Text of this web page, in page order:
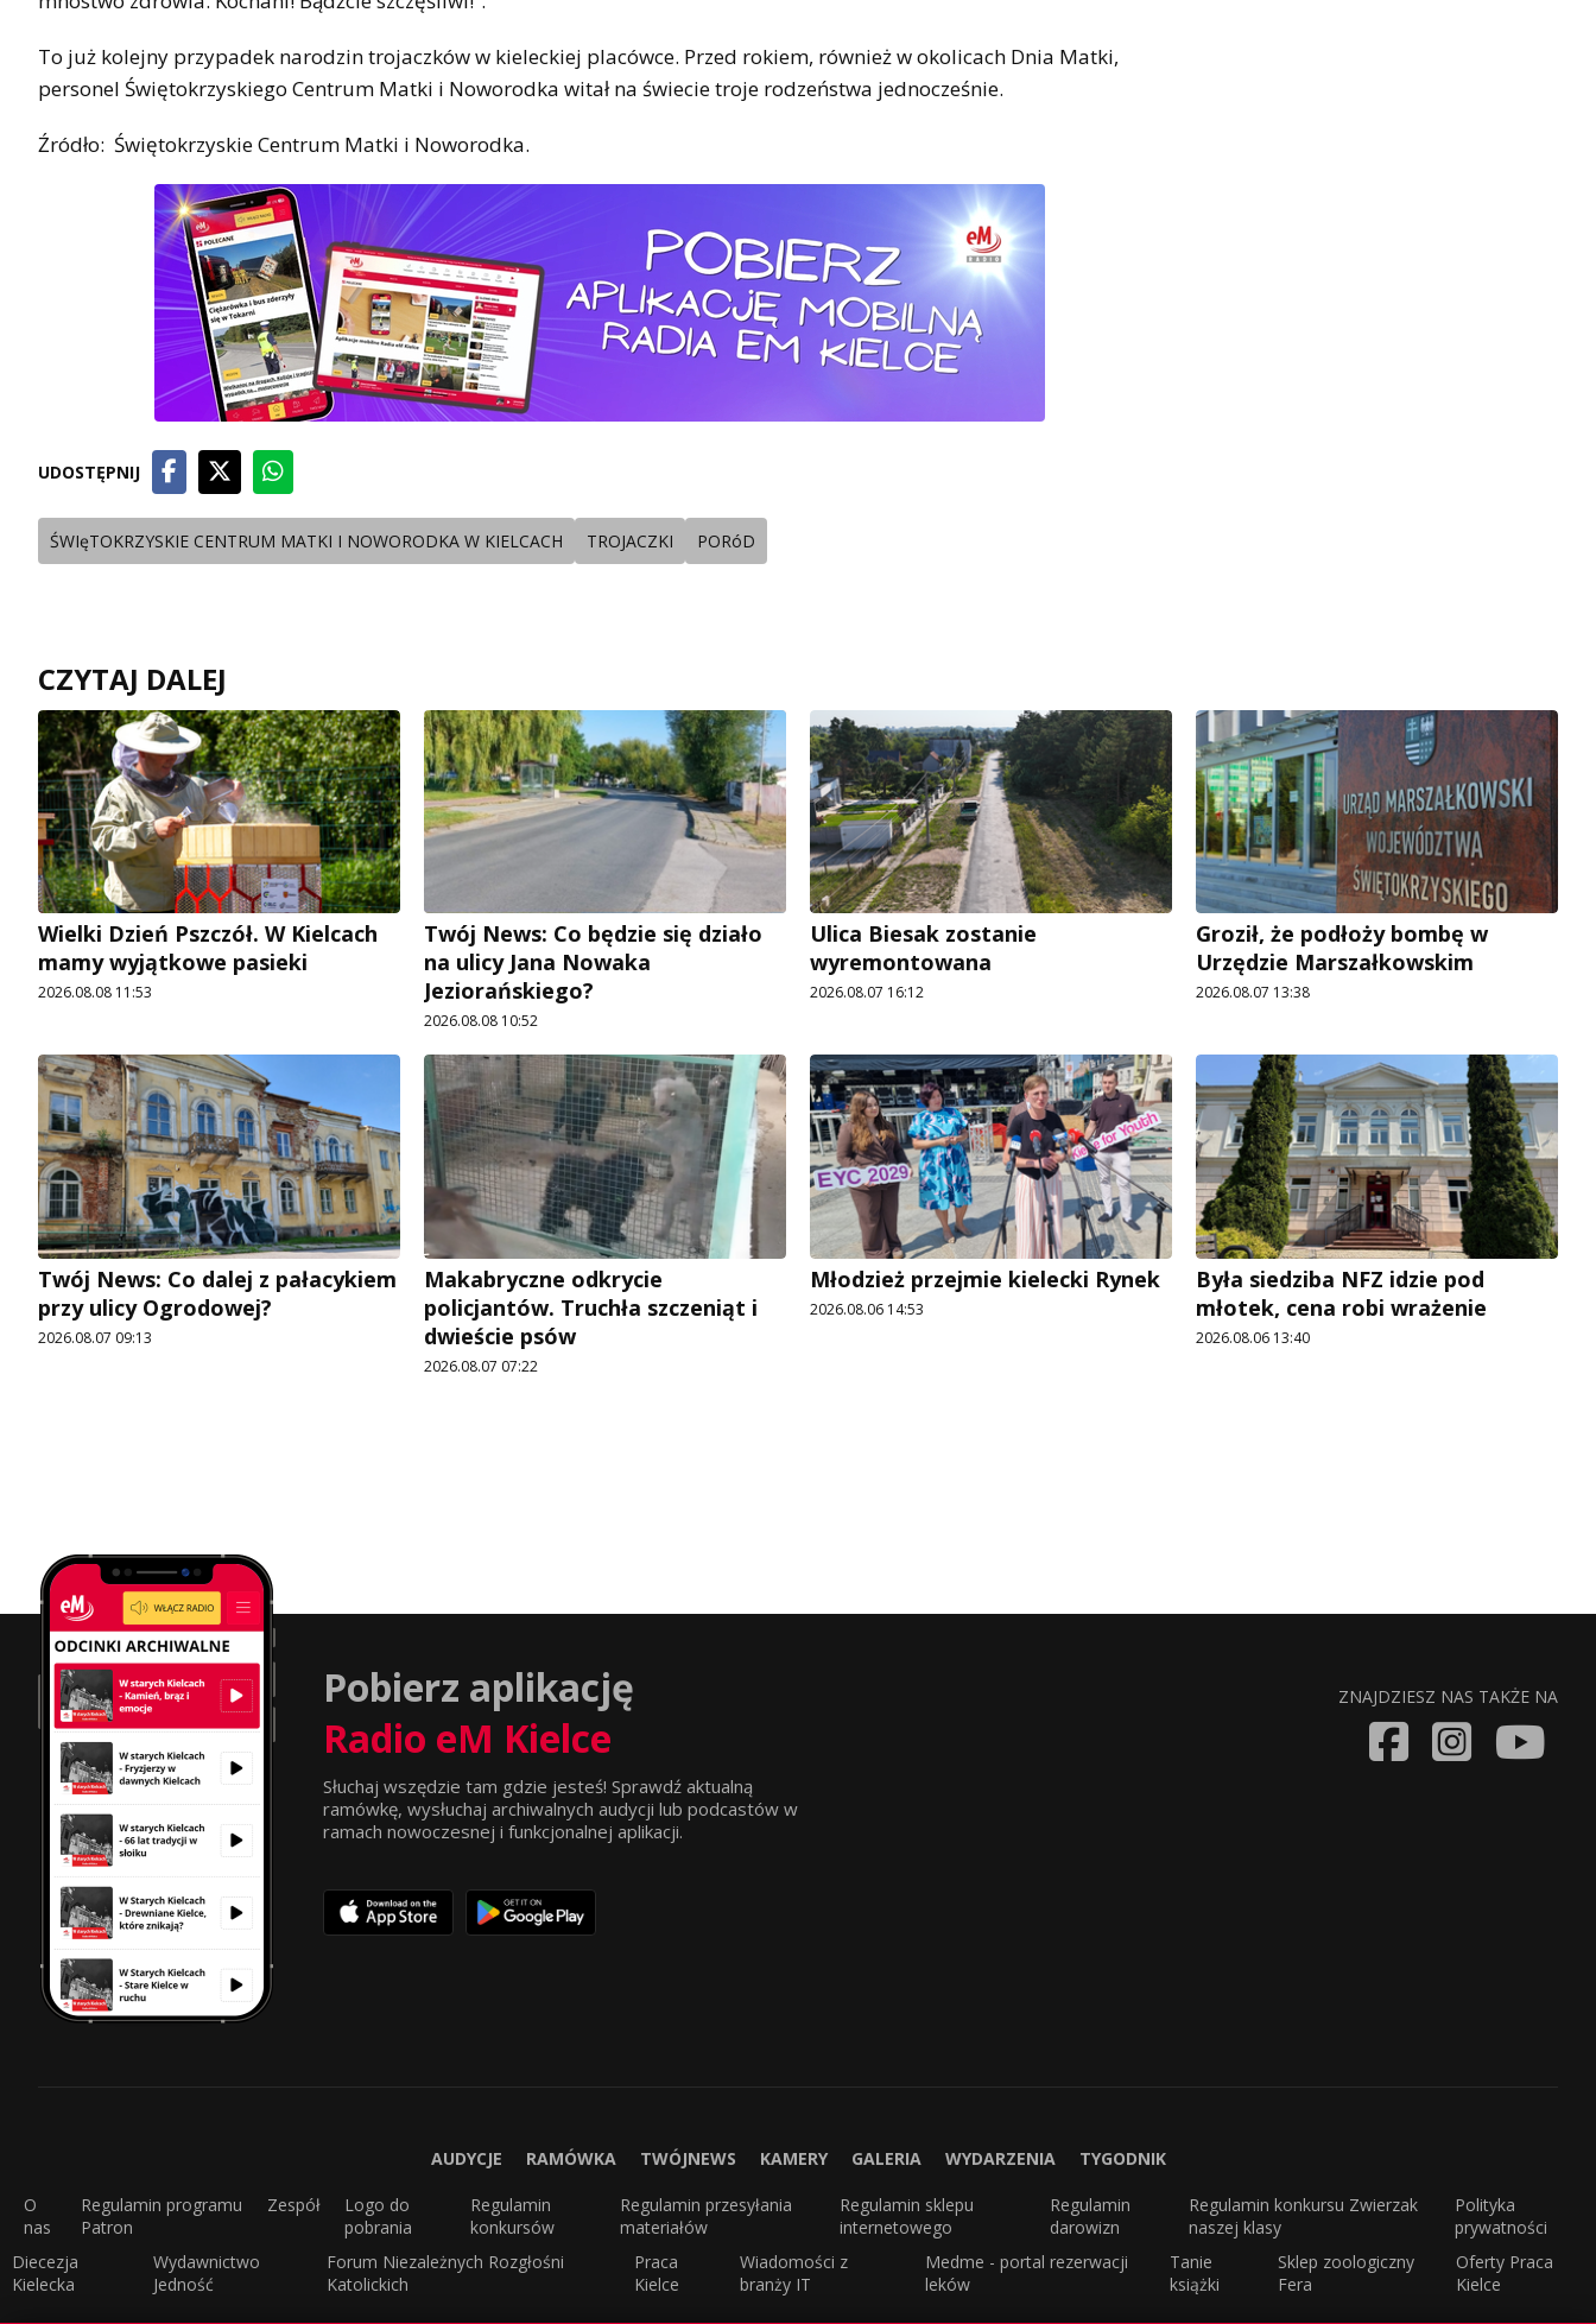
To już kolejny przypadek narodzin trojaczków w kieleckiej placówce. Przed rokiem, również w okolicach Dnia Matki,
personel Świętokrzyskiego Centrum Matki i Noworodka witał na świecie troje rodzeństwa jednocześnie.
Źródło: Świętokrzyskie Centrum Matki i Noworodka.
UDOSTĘPNIJ
ŚWIęTOKRZYSKIE CENTRUM MATKI I NOWORODKA W KIELCACH TROJACZKI PORóD
CZYTAJ DALEJ
Wielki Dzień Pszczół. W Kielcach
mamy wyjątkowe pasieki
2026.08.08 11:53
Twój News: Co będzie się działo
na ulicy Jana Nowaka
Jeziorańskiego?
2026.08.08 10:52
Ulica Biesak zostanie
wyremontowana
2026.08.07 16:12
Groził, że podłoży bombę w
Urzędzie Marszałkowskim
2026.08.07 13:38
Twój News: Co dalej z pałacykiem
przy ulicy Ogrodowej?
2026.08.07 09:13
Makabryczne odkrycie
policjantów. Truchła szczeniąt i
dwieście psów
2026.08.07 07:22
Młodzież przejmie kielecki Rynek
2026.08.06 14:53
Była siedziba NFZ idzie pod
młotek, cena robi wrażenie
2026.08.06 13:40
Pobierz aplikację
Radio eM Kielce
Słuchaj wszędzie tam gdzie jesteś! Sprawdź aktualną
ramówkę, wysłuchaj archiwalnych audycji lub podcastów w
ramach nowoczesnej i funkcjonalnej aplikacji.
ZNAJDZIESZ NAS TAKŻE NA
AUDYCJE RAMÓWKA TWÓJNEWS KAMERY GALERIA WYDARZENIA TYGODNIK
O
nas
Regulamin programu
Patron
Zespół
Logo do
pobrania
Regulamin
konkursów
Regulamin przesyłania
materiałów
Regulamin sklepu
internetowego
Regulamin
darowizn
Regulamin konkursu Zwierzak
naszej klasy
Polityka
prywatności
Diecezja
Kielecka
Wydawnictwo
Jedność
Forum Niezależnych Rozgłośni
Katolickich
Praca
Kielce
Wiadomości z
branży IT
Medme - portal rezerwacji
leków
Tanie
książki
Sklep zoologiczny
Fera
Oferty Praca
Kielce